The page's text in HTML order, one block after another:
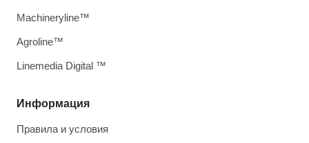
Информация
Правила и условия
Machineryline™
Agroline™
Linemedia Digital ™